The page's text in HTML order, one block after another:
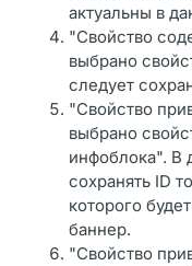
актуальны в
"Свойство
выбрано
следует
"Свойство
выбрано
инфоблока". В
сохранять ID
которого
баннер.
"Свойство